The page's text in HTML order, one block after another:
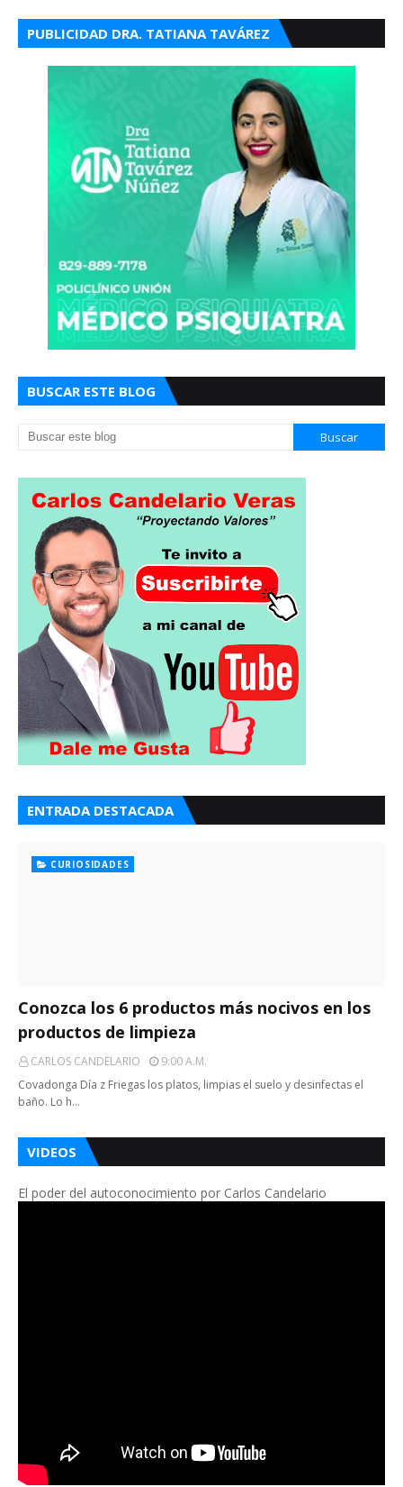
PUBLICIDAD DRA. TATIANA TAVÁREZ
BUSCAR ESTE BLOG
ENTRADA DESTACADA
CURIOSIDADES
Conozca los 6 productos más nocivos en los
productos de limpieza
CARLOS CANDELARIO
9:00 A.m.
Covadonga Día z Friegas los platos, limpias el suelo y desinfectas el
baño. Lo h…
VIDEOS
El poder del autoconocimiento por Carlos Candelario